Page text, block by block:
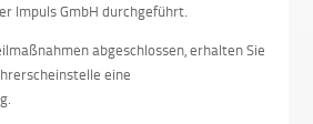
Impuls GmbH durchgeführt.
abgeschlossen, erhalten Sie
eine